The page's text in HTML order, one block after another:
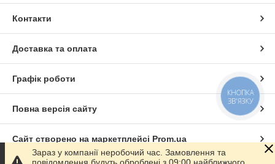
Контакти
Доставка та оплата
Графік роботи
Повна версія сайту
Сайт створено на маркетплейсі Prom.ua
Зараз у компанії неробочий час. Замовлення та
КНОПКА
ЗВ'ЯЗКУ